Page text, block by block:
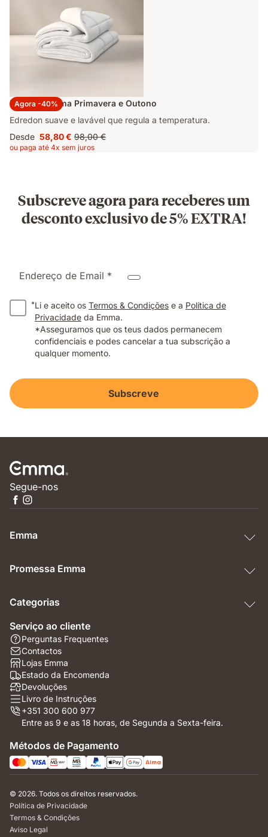
Agora -40%
Edredon Emma Primavera e Outono
Edredon suave e lavável que regula a temperatura.
Desde Preço
58,80 €
58,80 € Preço
original
98,00 €
ou paga até 4x sem juros
Subscreve agora para receberes um
desconto exclusivo de 5% EXTRA!
Endereço de Email *
*Li e aceito os Termos & Condições e a Política de
Privacidade da Emma.
*Asseguramos que os teus dados permanecem
confidenciais e podes cancelar a tua subscrição a
qualquer momento.
Subscreve
Segue-nos
Emma
Promessa Emma
Categorias
Serviço ao cliente
Perguntas Frequentes
Contactos
Lojas Emma
Estado da Encomenda
Devoluções
Livro de Instruções
+351 300 600 977
Entre as 9 e as 18 horas, de Segunda a Sexta-feira.
Métodos de Pagamento
© 2026. Todos os direitos reservados.
Política de Privacidade
Termos & Condições
Aviso Legal